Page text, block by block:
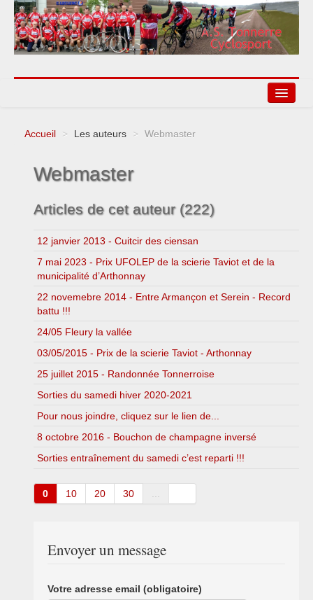
Liens
Accueil > Les auteurs > Webmaster
Webmaster
Articles de cet auteur (222)
12 janvier 2013 - Cuitcir des ciensan
7 mai 2023 - Prix UFOLEP de la scierie Taviot et de la
municipalité d’Arthonnay
22 novemebre 2014 - Entre Armançon et Serein - Record
battu !!!
24/05 Fleury la vallée
03/05/2015 - Prix de la scierie Taviot - Arthonnay
25 juillet 2015 - Randonnée Tonnerroise
Sorties du samedi hiver 2020-2021
Pour nous joindre, cliquez sur le lien de...
8 octobre 2016 - Bouchon de champagne inversé
Sorties entraînement du samedi c’est reparti !!!
0 10 20 30
Envoyer un message
Votre adresse email (obligatoire)